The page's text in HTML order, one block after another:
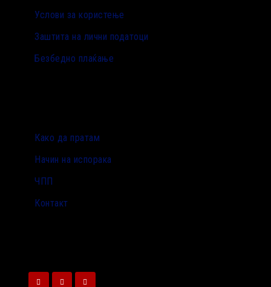
Услови за користење
Заштита на лични податоци
Безбедно плаќање
Како да пратам
Начин на испорака
ЧПП
Контакт